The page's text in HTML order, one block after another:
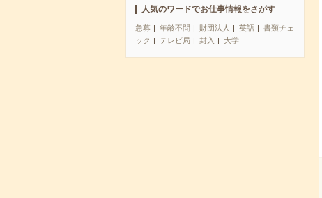
人気のワードでお仕事情報をさがす
急募 年齢不問 財団法人 英語
書類チェ
ック
テレビ局 封入 大学